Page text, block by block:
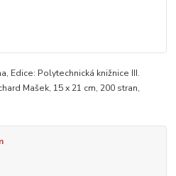
Edice: Polytechnická knižnice III.
Mašek, 15 x 21 cm, 200 stran,